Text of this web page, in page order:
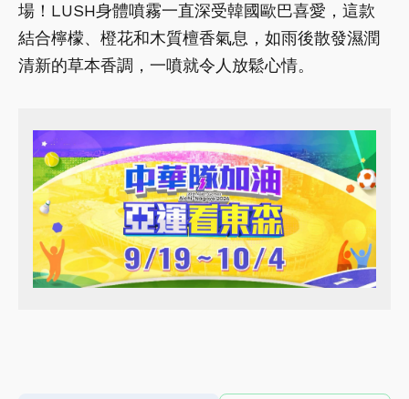
場！LUSH身體噴霧一直深受韓國歐巴喜愛，這款
結合檸檬、橙花和木質檀香氣息，如雨後散發濕潤
清新的草本香調，一噴就令人放鬆心情。